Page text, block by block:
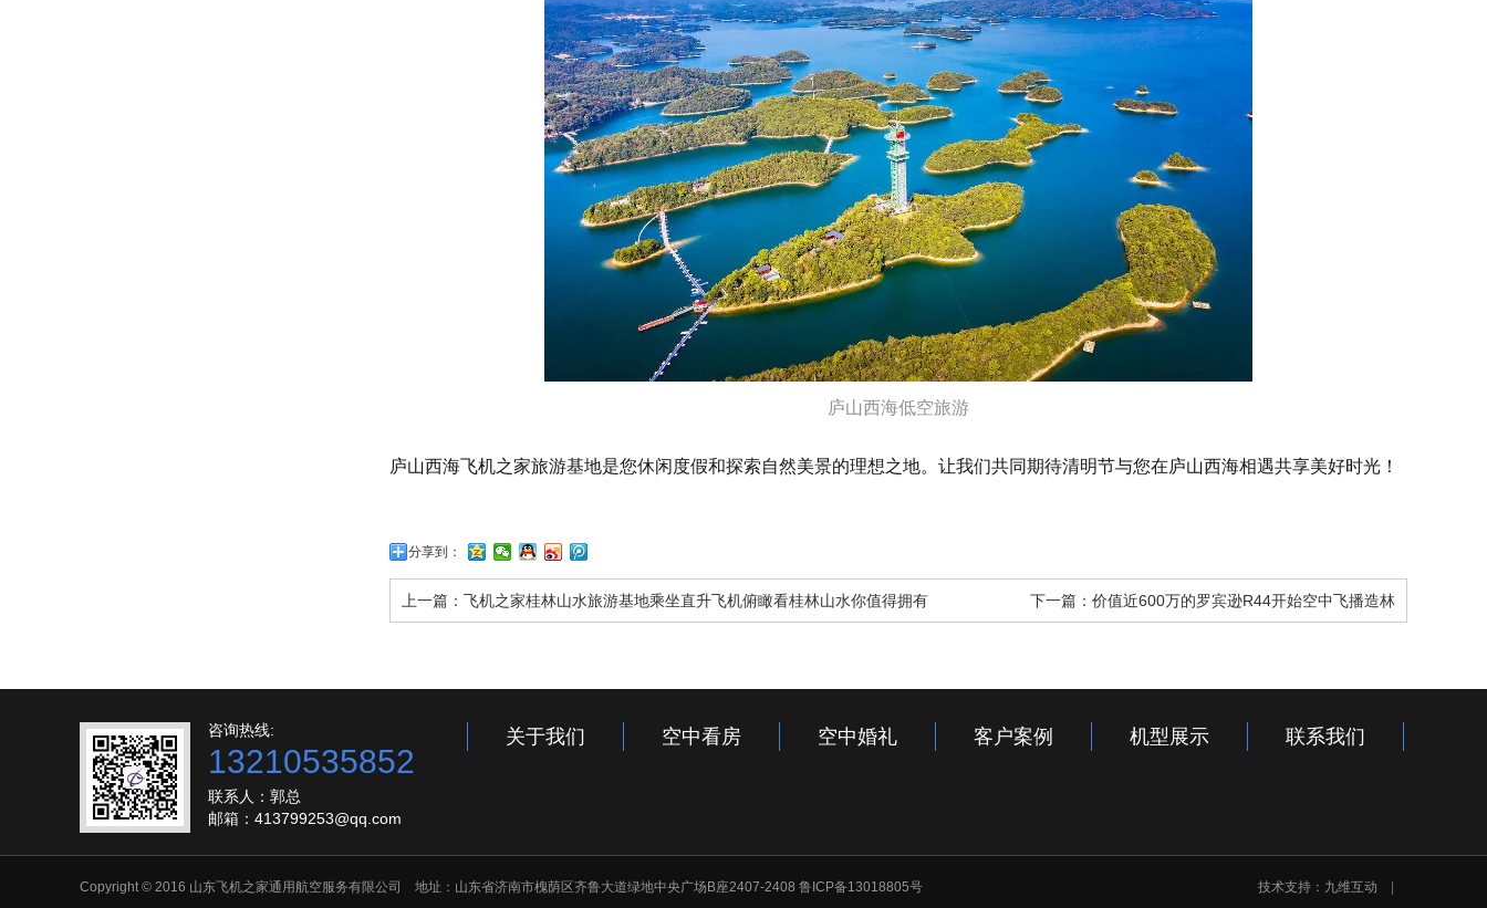
庐山西海低空旅游
庐山西海飞机之家旅游基地是您休闲度假和探索自然美景的理想之地。让我们共同期待清明节与您在庐山西海相遇共享美好时光！
分享到：
上一篇： 飞机之家桂林山水旅游基地乘坐直升飞机俯瞰看桂林山水你值得拥有 下一篇： 价值近600万的罗宾逊R44开始空中飞播造林
咨询热线:
13210535852
联系人：郭总
邮箱：413799253@qq.com
关于我们 空中看房 空中婚礼 客户案例 机型展示 联系我们
Copyright © 2016 山东飞机之家通用航空服务有限公司 地址：山东省济南市槐荫区齐鲁大道绿地中央广场B座2407-2408 鲁ICP备13018805号 技术支持： 九维互动 |